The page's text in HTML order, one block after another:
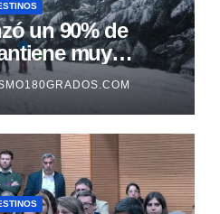
un 90% de
muy
para agosto